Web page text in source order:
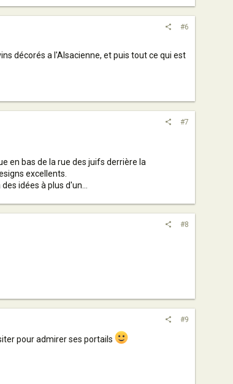
#6
décorés a l'Alsacienne, et puis tout ce qui est
#7
en bas de la rue des juifs derrière la
excellents.
idées à plus d'un...
#8
#9
pour admirer ses portails